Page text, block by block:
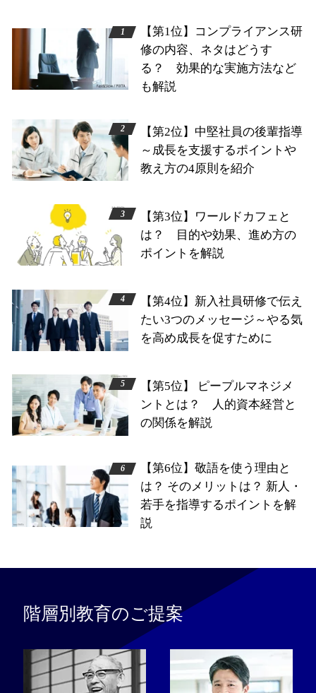
【第1位】コンプライアンス研
修の内容、ネタはどうす
る？ 効果的な実施方法など
も解説
【第2位】中堅社員の後輩指導
～成長を支援するポイントや
教え方の4原則を紹介
【第3位】ワールドカフェと
は？ 目的や効果、進め方の
ポイントを解説
【第4位】新入社員研修で伝え
たい3つのメッセージ～やる気
を高め成長を促すために
【第5位】 ピープルマネジメ
ントとは？ 人的資本経営と
の関係を解説
【第6位】敬語を使う理由と
は？ そのメリットは？ 新人・
若手を指導するポイントを解
説
階層別教育のご提案